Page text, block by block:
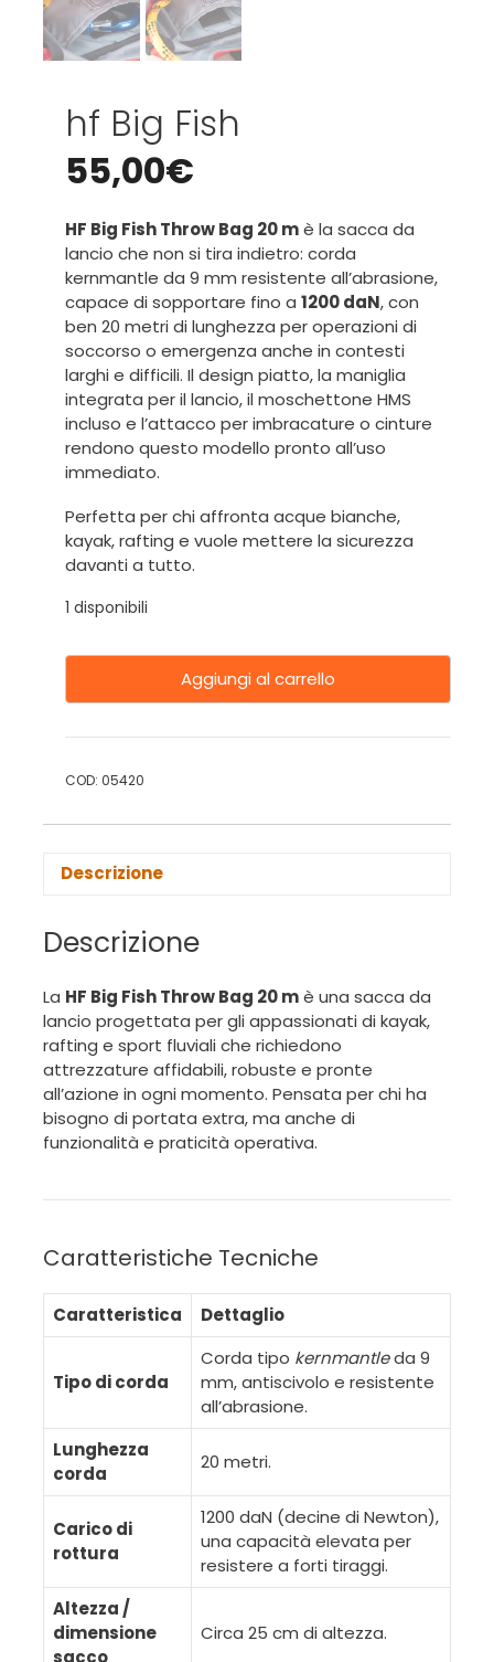
hf Big Fish
55,00€
HF Big Fish Throw Bag 20 mè la sacca da
lancio che non si tira indietro: corda
kernmantle da 9 mm resistente all’abrasione,
capace di sopportare fino a 1200 daN, con
ben 20 metri di lunghezza per operazioni di
soccorso o emergenza anche in contesti
larghi e difficili. Il design piatto, la maniglia
integrata per il lancio, il moschettone HMS
incluso e l’attacco per imbracature o cinture
rendono questo modello pronto all’uso
immediato.
Perfetta per chi affronta acque bianche,
kayak, rafting e vuole mettere la sicurezza
davanti a tutto.
1 disponibili
Aggiungi al carrello
COD: 05420
Descrizione
Descrizione
La HF Big Fish Throw Bag 20 mè una sacca da
lancio progettata per gli appassionati di kayak,
rafting e sport fluviali che richiedono
attrezzature affidabili, robuste e pronte
all’azione in ogni momento. Pensata per chi ha
bisogno di portata extra, ma anche di
funzionalità e praticità operativa.
Caratteristiche Tecniche
Caratteristica Dettaglio
Tipo di corda
Corda tipo kernmantleda 9
mm, antiscivolo e resistente
all’abrasione.
Lunghezza
corda
20 metri.
Carico di
rottura
1200 daN (decine di Newton),
una capacità elevata per
resistere a forti tiraggi.
Altezza /
dimensione
sacco
Circa 25 cm di altezza.